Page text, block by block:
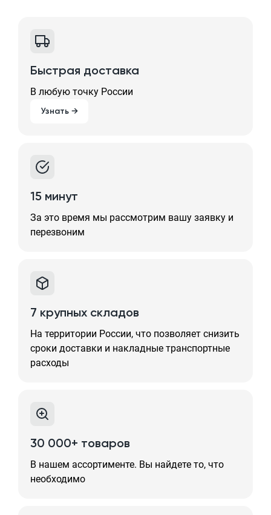
Быстрая доставка
В любую точку России
Узнать →
15 минут
За это время мы рассмотрим вашу заявку и
перезвоним
7 крупных складов
На территории России, что позволяет снизить
сроки доставки и накладные транспортные
расходы
30 000+ товаров
В нашем ассортименте. Вы найдете то, что
необходимо